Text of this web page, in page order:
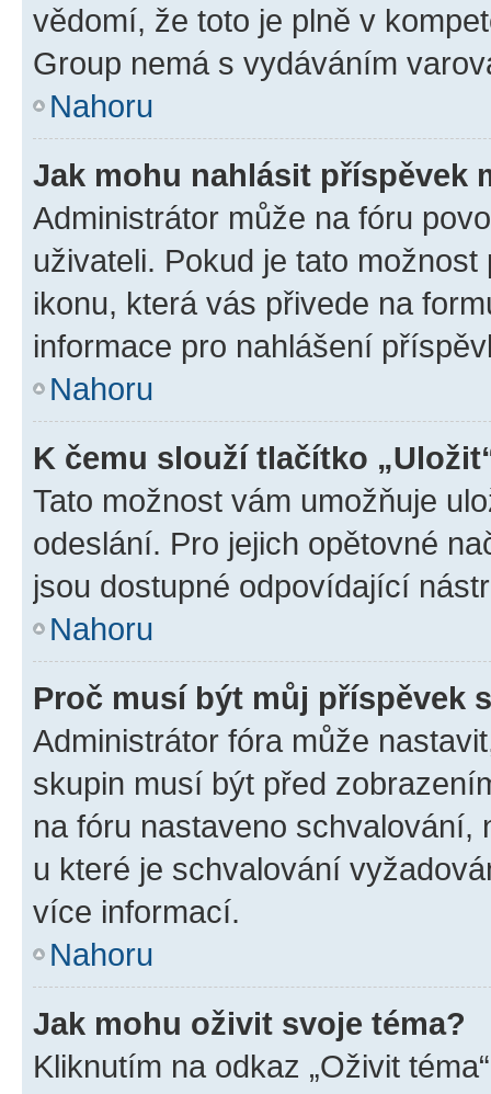
vědomí, že toto je plně v
Group nemá s vydáváním
Nahoru
Jak mohu nahlásit příspěvek
Administrátor může na fóru
uživateli. Pokud je tato
ikonu, která vás přivede na
informace pro nahlášení
Nahoru
K čemu slouží tlačítko
Tato možnost vám umožňuje
odeslání. Pro jejich opětovné
jsou dostupné odpovídající
Nahoru
Proč musí být můj příspěvek
Administrátor fóra může
skupin musí být před
na fóru nastaveno schvalování,
u které je schvalování
více informací.
Nahoru
Jak mohu oživit svoje téma?
Kliknutím na odkaz „Oživit